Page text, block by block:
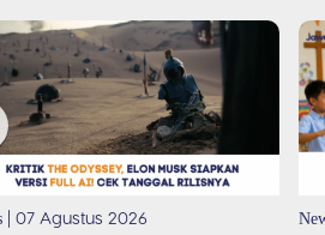
| 07 Agustus 2026